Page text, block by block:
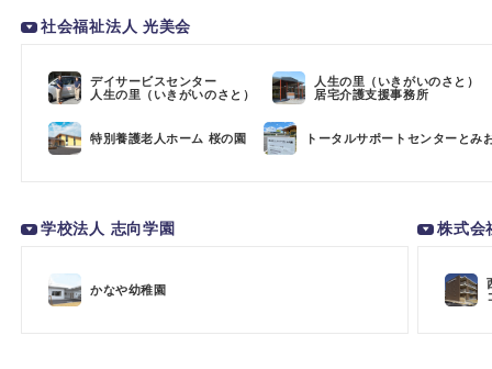
社会福祉法人 光美会
デイサービスセンター
人生の里（いきがいのさと）
人生の里（いきがいのさと）
居宅介護支援事務所
特別養護老人ホーム 桜の園 トータルサポートセンターとみ
学校法人 志向学園
かなや幼稚園
株式会